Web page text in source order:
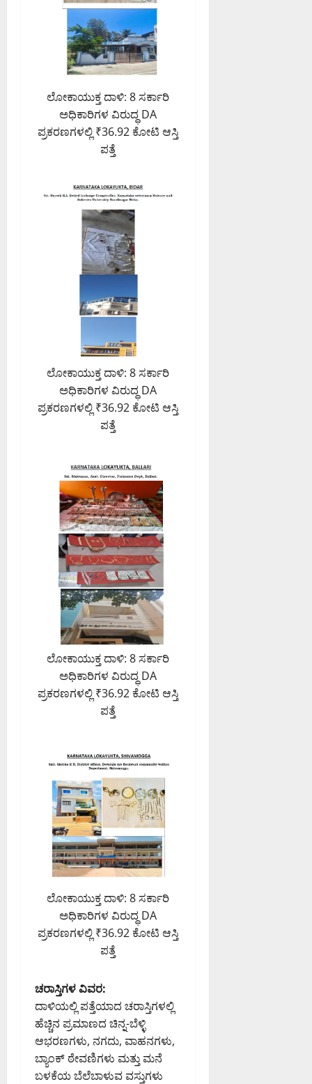
ಲೋಕಾಯುಕ್ತ ದಾಳಿ: 8 ಸರ್ಕಾರಿ
ಅಧಿಕಾರಿಗಳ ವಿರುದ್ಧ DA
ಪ್ರಕರಣಗಳಲ್ಲಿ ₹36.92 ಕೋಟಿ ಆಸ್ತಿ
ಪತ್ತೆ
ಲೋಕಾಯುಕ್ತ ದಾಳಿ: 8 ಸರ್ಕಾರಿ
ಅಧಿಕಾರಿಗಳ ವಿರುದ್ಧ DA
ಪ್ರಕರಣಗಳಲ್ಲಿ ₹36.92 ಕೋಟಿ ಆಸ್ತಿ
ಪತ್ತೆ
ಲೋಕಾಯುಕ್ತ ದಾಳಿ: 8 ಸರ್ಕಾರಿ
ಅಧಿಕಾರಿಗಳ ವಿರುದ್ಧ DA
ಪ್ರಕರಣಗಳಲ್ಲಿ ₹36.92 ಕೋಟಿ ಆಸ್ತಿ
ಪತ್ತೆ
ಲೋಕಾಯುಕ್ತ ದಾಳಿ: 8 ಸರ್ಕಾರಿ
ಅಧಿಕಾರಿಗಳ ವಿರುದ್ಧ DA
ಪ್ರಕರಣಗಳಲ್ಲಿ ₹36.92 ಕೋಟಿ ಆಸ್ತಿ
ಪತ್ತೆ
ಚರಾಸ್ತಿಗಳ ವಿವರ:
ದಾಳಿಯಲ್ಲಿ ಪತ್ತೆಯಾದ ಚರಾಸ್ತಿಗಳಲ್ಲಿ
ಹೆಚ್ಚಿನ ಪ್ರಮಾಣದ ಚಿನ್ನ-ಬೆಳ್ಳಿ
ಆಭರಣಗಳು, ನಗದು, ವಾಹನಗಳು,
ಬ್ಯಾಂಕ್ ಠೇವಣಿಗಳು ಮತ್ತು ಮನೆ
ಬಳಕೆಯ ಬೆಲೆಬಾಳುವ ವಸ್ತುಗಳು